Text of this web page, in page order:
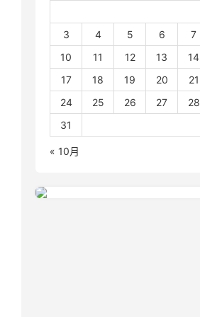
3
4 5 6 7
10
11 12 13 14
17
18 19 20 21
24
25 26 27 28
31
« 10月